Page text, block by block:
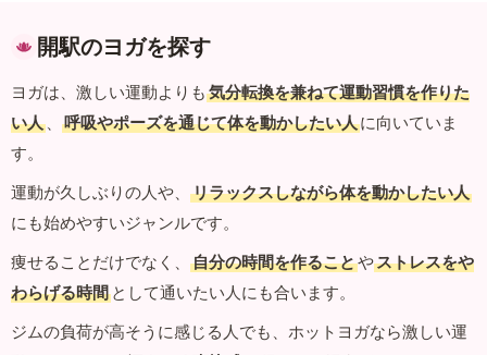
開駅のヨガを探す
ヨガは、激しい運動よりも 気分転換を兼ねて運動習慣を作りた
い人 、 呼吸やポーズを通じて体を動かしたい人に向いていま
す。
運動が久しぶりの人や、
リラックスしながら体を動かしたい人
にも始めやすいジャンルです。
痩せることだけでなく、
自分の時間を作ることやストレスをや
わらげる時間 として通いたい人にも合います。
ジムの負荷が高そうに感じる人でも、ホットヨガなら激しい運